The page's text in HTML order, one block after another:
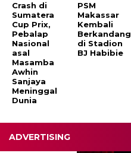
Crash di
Sumatera
Cup Prix,
Pebalap
Nasional
asal
Masamba
Awhin
Sanjaya
Meninggal
Dunia
PSM
Makassar
Kembali
Berkandang
di Stadion
BJ Habibie
ADVERTISING